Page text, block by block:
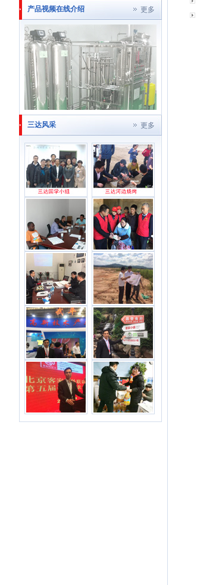
产品视频在线介绍 更多
三达风采 更多